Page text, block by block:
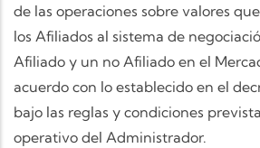
de las operaciones sobre valores
los Afiliados al sistema de
Afiliado y un no Afiliado en el
acuerdo con lo establecido en el
bajo las reglas y condiciones
operativo del Administrador.